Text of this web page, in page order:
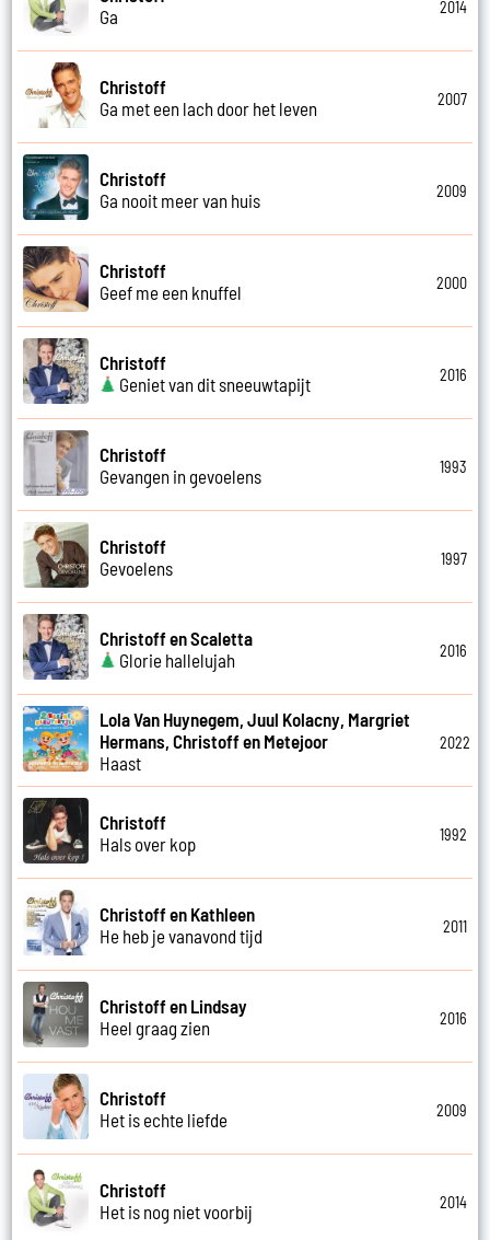
Ga
2014
Christoff
Ga met een lach door het leven
2007
Christoff
Ga nooit meer van huis
2009
Christoff
Geef me een knuffel
2000
Christoff
Geniet van dit sneeuwtapijt
2016
Christoff
Gevangen in gevoelens
1993
Christoff
Gevoelens
1997
Christoff en Scaletta
Glorie hallelujah
2016
Lola Van Huynegem, Juul Kolacny, Margriet
Hermans, Christoff en Metejoor
Haast
2022
Christoff
Hals over kop
1992
Christoff en Kathleen
He heb je vanavond tijd
2011
Christoff en Lindsay
Heel graag zien
2016
Christoff
Het is echte liefde
2009
Christoff
Het is nog niet voorbij
2014